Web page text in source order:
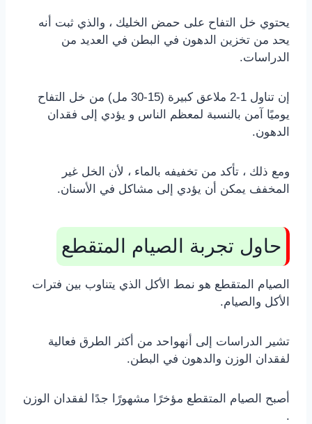
يحتوي خل التفاح على حمض الخليك ، والذي ثبت أنه
يحد من تخزين الدهون في البطن في العديد من
الدراسات.
إن تناول 1-2 ملاعق كبيرة (15-30 مل) من خل التفاح
يوميًا آمن بالنسبة لمعظم الناس و يؤدي إلى فقدان
الدهون.
ومع ذلك ، تأكد من تخفيفه بالماء ، لأن الخل غير
المخفف يمكن أن يؤدي إلى مشاكل في الأسنان.
حاول تجربة الصيام المتقطع
الصيام المتقطع هو نمط الأكل الذي يتناوب بين فترات
الأكل والصيام.
تشير الدراسات إلى أنهواحد من أكثر الطرق فعالية
لفقدان الوزن والدهون في البطن.
أصبح الصيام المتقطع مؤخرًا مشهورًا جدًا لفقدان الوزن
.